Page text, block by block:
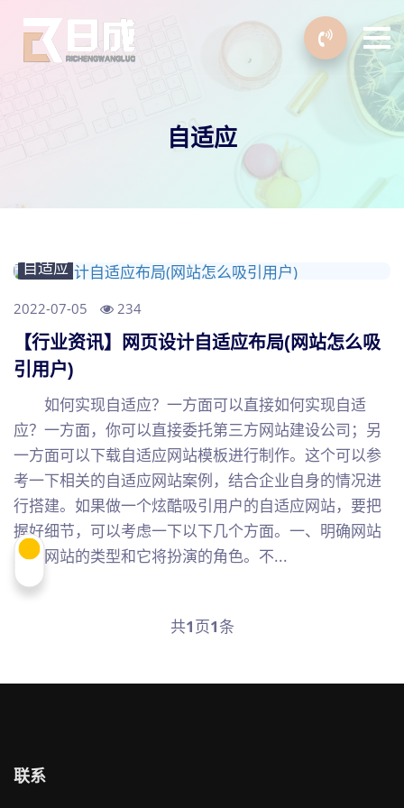
自适应
自适应
2022-07-05 234
【行业资讯】网页设计自适应布局(网站怎么吸
引用户)
如何实现自适应？一方面可以直接如何实现自适
应？一方面，你可以直接委托第三方网站建设公司；另
一方面可以下载自适应网站模板进行制作。这个可以参
考一下相关的自适应网站案例，结合企业自身的情况进
行搭建。如果做一个炫酷吸引用户的自适应网站，要把
握好细节，可以考虑一下以下几个方面。一、明确网站
定位网站的类型和它将扮演的角色。不...
共1页1条
联系